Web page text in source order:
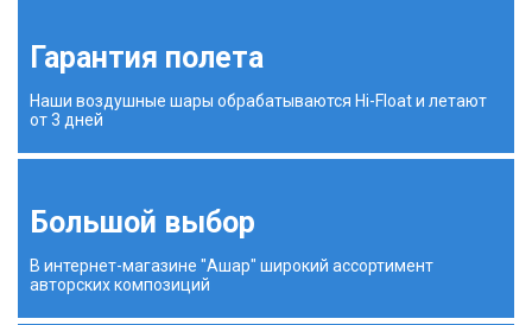
Гарантия полета
Наши воздушные шары обрабатываются Hi-Float и летают
от 3 дней
Большой выбор
В интернет-магазине "Ашар" широкий ассортимент
авторских композиций